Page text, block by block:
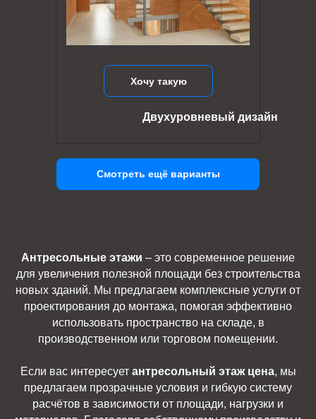
Хочу такую
Двухуровневый дизайн
Смотреть ещё варианты
Антресольные этажи – это современное решение
для увеличения полезной площади без строительства
новых зданий. Мы предлагаем комплексные услуги от
проектирования до монтажа, помогая эффективно
использовать пространство на складе, в
производственном или торговом помещении.
Если вас интересует антресольный этаж цена, мы
предлагаем прозрачные условия и гибкую систему
расчётов в зависимости от площади, нагрузки и